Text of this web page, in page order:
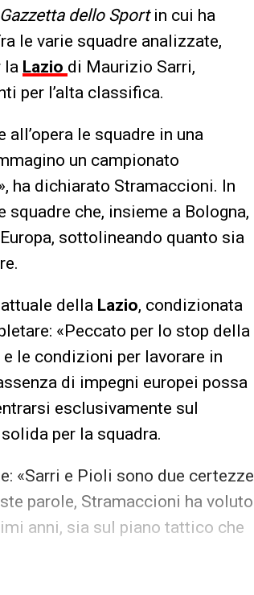
Gazzetta dello Sportin cui ha
le varie squadre analizzate,
la Lazio di Maurizio Sarri,
per l’alta classifica.
le squadre in una
un campionato
ha dichiarato Stramaccioni. In
squadre che, insieme a Bologna,
sottolineando quanto sia
della Lazio, condizionata
«Peccato per lo stop della
e le condizioni per lavorare in
di impegni europei possa
esclusivamente sul
per la squadra.
«Sarri e Pioli sono due certezze
parole, Stramaccioni ha voluto
anni, sia sul piano tattico che